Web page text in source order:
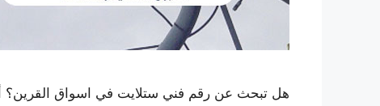
هل تبحث عن رقم فني ستلايت في اسواق القرين؟